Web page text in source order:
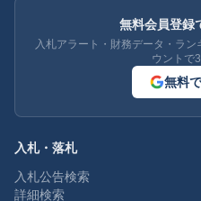
無料会員登録
入札アラート・財務データ・ラ
ウントで
無料
入札・落札
入札公告検索
詳細検索